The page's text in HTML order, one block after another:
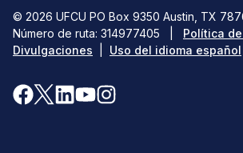
una
nueva
ventana)
© 2026 UFCU PO Box 9350 Austin, TX
Número de ruta: 314977405
Política
Divulgaciones
Uso del idioma español
Facebook
X(se LinkedIn
YouTubeInstagram